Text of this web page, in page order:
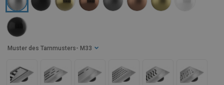
Muster des Tarnmusters - M33